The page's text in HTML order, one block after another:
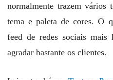
normalmente trazem vários
tema e paleta de cores. O
feed de redes sociais mais
agradar bastante os clientes.